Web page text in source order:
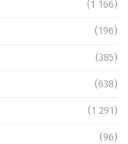
(1 166)
(196)
(385)
(638)
(1 291)
(96)